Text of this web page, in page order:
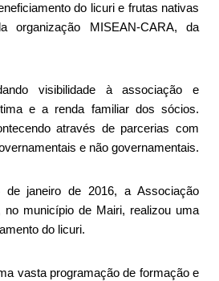
do licuri e frutas nativas
organização MISEAN-CARA, da
visibilidade à associação e
e a renda familiar dos sócios.
através de parcerias com
e não governamentais.
janeiro de 2016, a Associação
no município de Mairi, realizou uma
do licuri.
vasta programação de formação e